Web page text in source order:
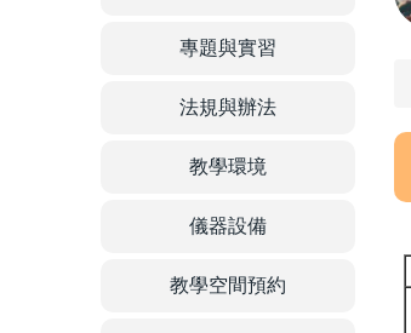
專題與實習
法規與辦法
教學環境
儀器設備
教學空間預約